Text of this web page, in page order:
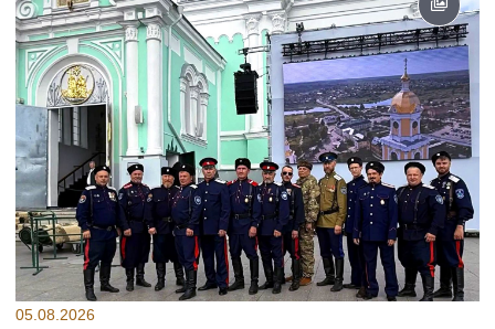
05.08.2026